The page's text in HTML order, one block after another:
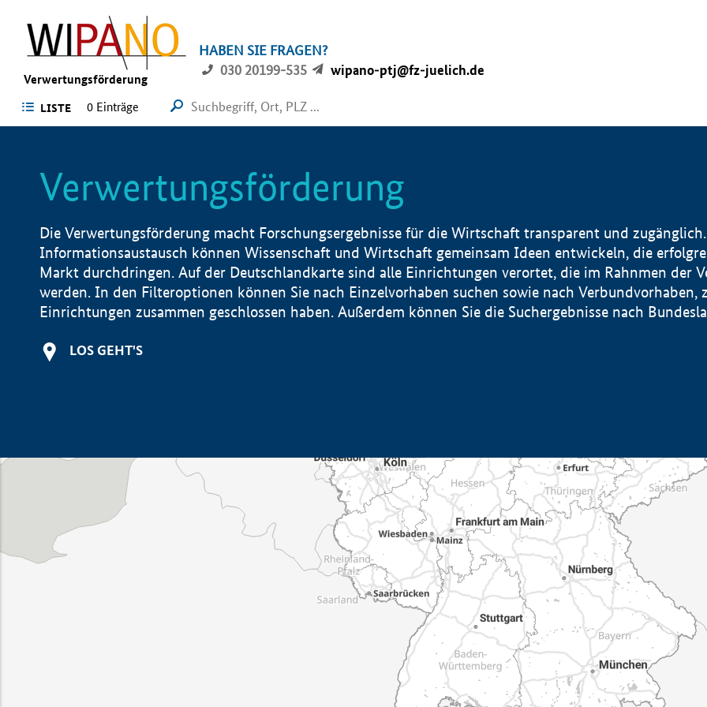
Verwertungsförderung
HABEN SIE FRAGEN?
030 20199-535
wipano-ptj@fz-juelich.de
LISTE 0 Einträge
Verwertungsförderung
Die Verwertungsförderung macht Forschungsergebnisse für die Wirtschaft transparent und
Informationsaustausch können Wissenschaft und Wirtschaft gemeinsam Ideen entwickeln, die
Markt durchdringen. Auf der Deutschlandkarte sind alle Einrichtungen verortet, die im Rahnmen der
werden. In den Filteroptionen können Sie nach Einzelvorhaben suchen sowie nach Verbundvorhaben,
Einrichtungen zusammen geschlossen haben. Außerdem können Sie die Suchergebnisse nach
LOS GEHT'S